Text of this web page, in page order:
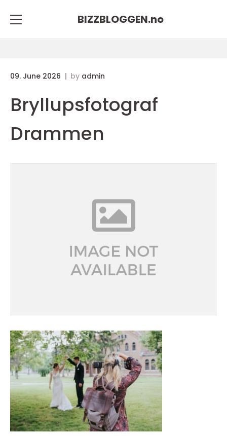
BIZZBLOGGEN.no
09. June 2026 by admin
Bryllupsfotograf
Drammen